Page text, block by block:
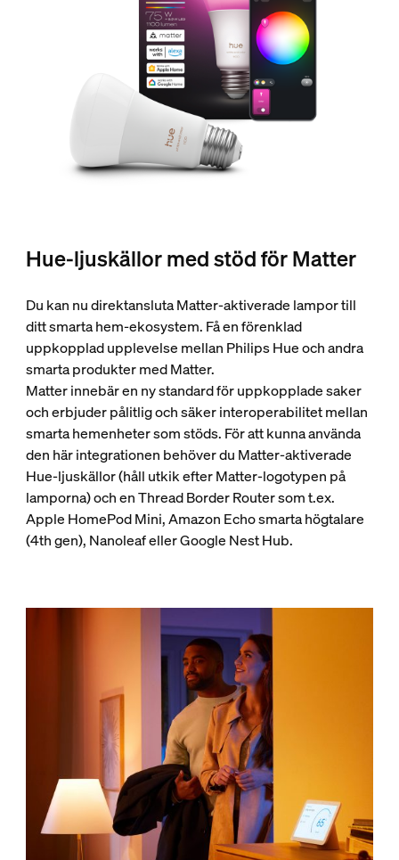
Hue-ljuskällor med stöd för Matter
Du kan nu direktansluta Matter-aktiverade lampor till
ditt smarta hem-ekosystem. Få en förenklad
uppkopplad upplevelse mellan Philips Hue och andra
smarta produkter med Matter.
Matter innebär en ny standard för uppkopplade saker
och erbjuder pålitlig och säker interoperabilitet mellan
smarta hemenheter som stöds. För att kunna använda
den här integrationen behöver du Matter-aktiverade
Hue-ljuskällor (håll utkik efter Matter-logotypen på
lamporna) och en Thread Border Router som t.ex.
Apple HomePod Mini, Amazon Echo smarta högtalare
(4th gen), Nanoleaf eller Google Nest Hub.